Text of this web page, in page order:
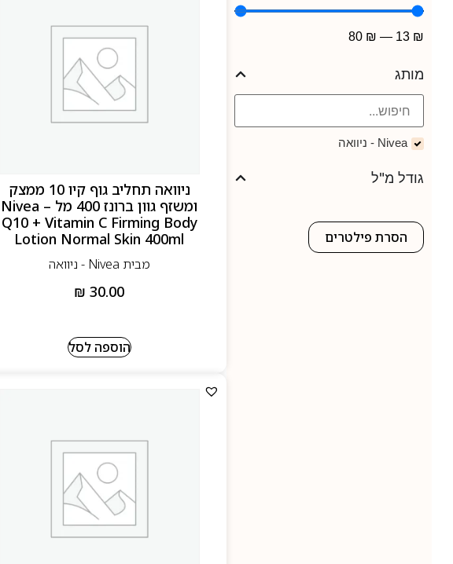
₪
13
—
₪
80
מותג
Nivea - ניוואה
גודל מ"ל
הסרת פילטרים
ניוואה תחליב גוף קיו 10 ממצק
ומשזף גוון ברונז 400 מל – Nivea
Q10 + Vitamin C Firming Body
Lotion Normal Skin 400ml
מבית Nivea - ניוואה
₪ 30.00
הוספה לסל